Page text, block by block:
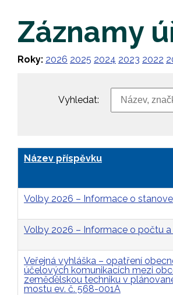
Záznamy
Roky: 2026 2025 2024 2023 2022
Vyhledat:
Název příspěvku
Volby 2026 – Informace o
Volby 2026 – Informace o počtu
Veřejná vyhláška – opatření
účelových komunikacích mezi
zemědělskou techniku v
mostu ev. č. 568-001A